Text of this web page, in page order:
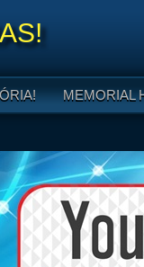
MEMORIAL